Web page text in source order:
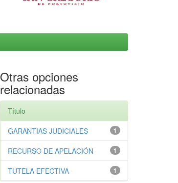
Otras opciones
relacionadas
Título
1
GARANTIAS JUDICIALES
1
RECURSO DE APELACIÓN
1
TUTELA EFECTIVA